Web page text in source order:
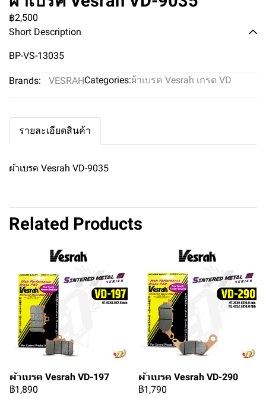
฿2,500
Short Description
BP-VS-13035
Brands: VESRAHCategories:ผ้าเบรค Vesrah เกรด VD
รายละเอียดสินค้า
ผ้าเบรค Vesrah VD-9035
Related Products
ผ้าเบรค Vesrah VD-197
฿1,890
ผ้าเบรค Vesrah VD-290
฿1,790